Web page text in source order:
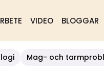
VIDEO BLOGGAR
Mag- och